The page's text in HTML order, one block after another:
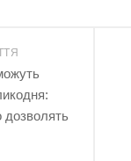
дозволять